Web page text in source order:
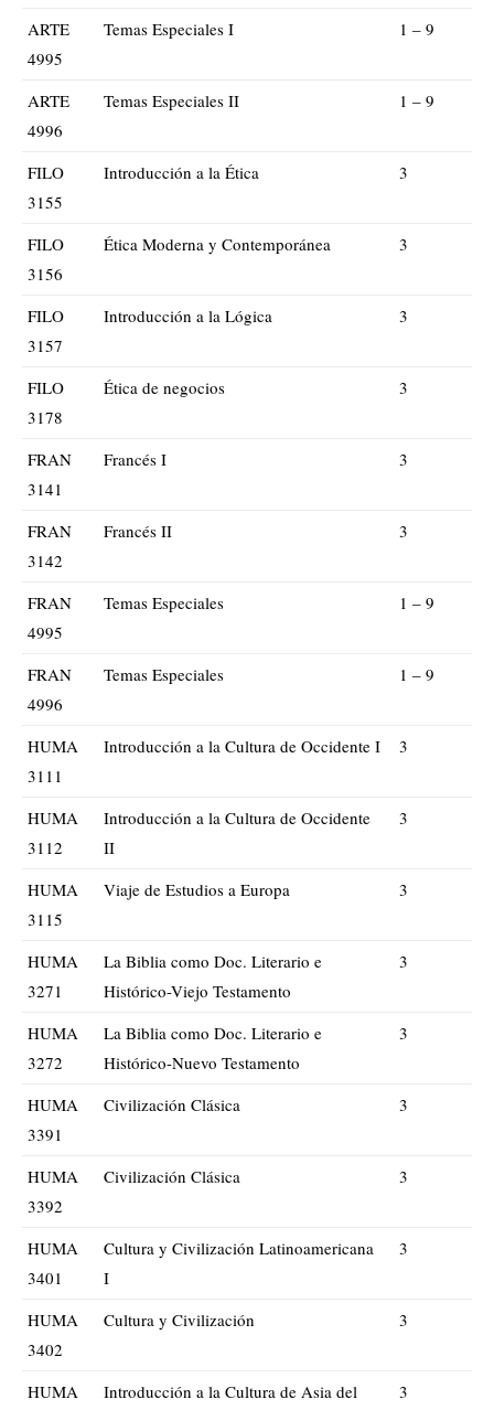
ARTE
4995
Temas Especiales I 1 – 9
ARTE
4996
Temas Especiales II 1 – 9
FILO
3155
Introducción a la Ética 3
FILO
3156
Ética Moderna y Contemporánea 3
FILO
3157
Introducción a la Lógica 3
FILO
3178
Ética de negocios 3
FRAN
3141
Francés I 3
FRAN
3142
Francés II 3
FRAN
4995
Temas Especiales 1 – 9
FRAN
4996
Temas Especiales 1 – 9
HUMA
3111
Introducción a la Cultura de Occidente I 3
HUMA
3112
Introducción a la Cultura de Occidente
II
3
HUMA
3115
Viaje de Estudios a Europa 3
HUMA
3271
La Biblia como Doc. Literario e
Histórico-Viejo Testamento
3
HUMA
3272
La Biblia como Doc. Literario e
Histórico-Nuevo Testamento
3
HUMA
3391
Civilización Clásica 3
HUMA
3392
Civilización Clásica 3
HUMA
3401
Cultura y Civilización Latinoamericana
I
3
HUMA
3402
Cultura y Civilización 3
HUMA Introducción a la Cultura de Asia del 3